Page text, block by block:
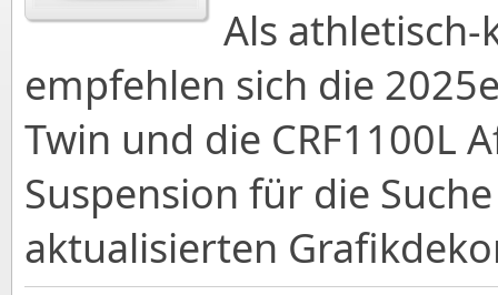
Als
empfehlen sich die
Twin und die CRF1100L
Suspension für die
aktualisierten